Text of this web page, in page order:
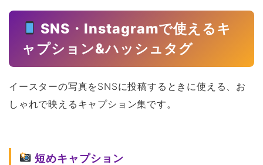
SNS・Instagramで使えるキ
ャプション&ハッシュタグ
イースターの写真をSNSに投稿するときに使える、お
しゃれで映えるキャプション集です。
短めキャプション